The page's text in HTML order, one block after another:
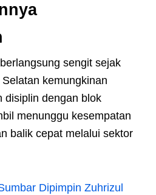
sengit sejak
kemungkinan
disiplin dengan blok
menunggu kesempatan
balik cepat melalui sektor
Dipimpin Zuhrizul